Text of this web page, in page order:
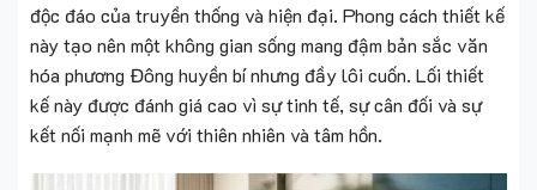
độc đáo của truyền thống và hiện đại. Phong cách thiết kế
này tạo nên một không gian sống mang đậm bản sắc văn
hóa phương Đông huyền bí nhưng đầy lôi cuốn. Lối thiết
kế này được đánh giá cao vì sự tinh tế, sự cân đối và sự
kết nối mạnh mẽ với thiên nhiên và tâm hồn.